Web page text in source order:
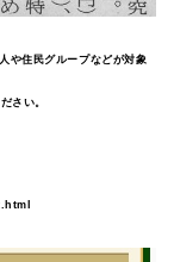
や住民グループなどが対象
さい。